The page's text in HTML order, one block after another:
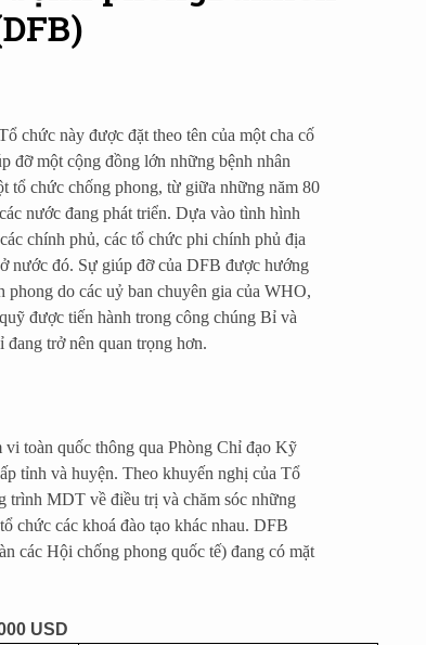
chức này được đặt theo tên của một cha cố
đỡ một cộng đồng lớn những bệnh nhân
tổ chức chống phong, từ giữa những năm 80
nước đang phát triển. Dựa vào tình hình
chính phủ, các tổ chức phi chính phủ địa
nước đó. Sự giúp đỡ của DFB được hướng
phong do các uỷ ban chuyên gia của WHO,
được tiến hành trong công chúng Bỉ và
trở nên quan trọng hơn.
toàn quốc thông qua Phòng Chỉ đạo Kỹ
tỉnh và huyện. Theo khuyến nghị của Tổ
trình MDT về điều trị và chăm sóc những
chức các khoá đào tạo khác nhau. DFB
các Hội chống phong quốc tế) đang có mặt
USD